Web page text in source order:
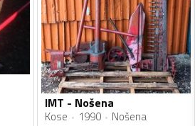
IMT - Nošena
Kose 1990 Nošena